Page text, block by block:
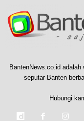
BantenNews.co.id
seputar Banten
Hubungi